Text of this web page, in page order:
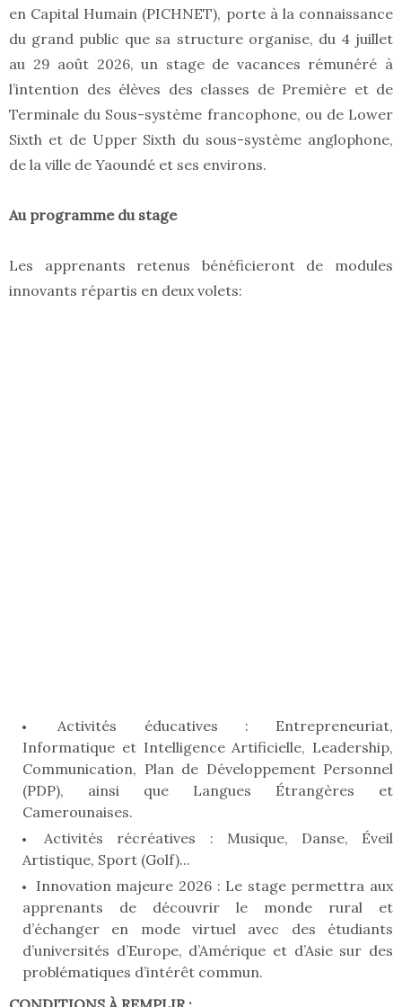
en Capital Humain (PICHNET), porte à la connaissance
du grand public que sa structure organise, du 4 juillet
au 29 août 2026, un stage de vacances rémunéré à
l’intention des élèves des classes de Première et de
Terminale du Sous-système francophone, ou de Lower
Sixth et de Upper Sixth du sous-système anglophone,
de la ville de Yaoundé et ses environs.
Au programme du stage
Les apprenants retenus bénéficieront de modules
innovants répartis en deux volets:
Activités éducatives : Entrepreneuriat,
Informatique et Intelligence Artificielle, Leadership,
Communication, Plan de Développement Personnel
(PDP), ainsi que Langues Étrangères et
Camerounaises.
Activités récréatives : Musique, Danse, Éveil
Artistique, Sport (Golf)...
Innovation majeure 2026 : Le stage permettra aux
apprenants de découvrir le monde rural et
d’échanger en mode virtuel avec des étudiants
d’universités d’Europe, d’Amérique et d’Asie sur des
problématiques d’intérêt commun.